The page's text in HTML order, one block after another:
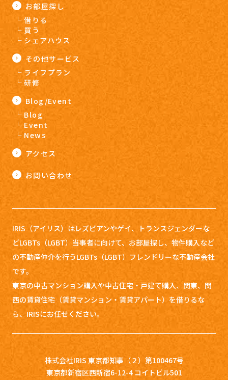
お部屋探し
借りる
買う
シェアハウス
その他サービス
ライフプラン
研修
Blog/Event
Blog
Event
News
アクセス
お問い合わせ
IRIS（アイリス）はレズビアンやゲイ、トランスジェンダーな
どLGBTs（LGBT）当事者に向けて、お部屋探し、 物件購入など
の不動産仲介を行うLGBTs（LGBT）フレンドリーな不動産会社
です。
東京の中古マンション購入や中古住宅・戸建て購入、関東、関
西の賃貸住宅（賃貸マンション・賃貸アパート）を借りるな
ら、IRISにお任せください。
株式会社IRIS 東京都知事（２）第100467号
東京都新宿区西新宿6-12-4 コイトビル501